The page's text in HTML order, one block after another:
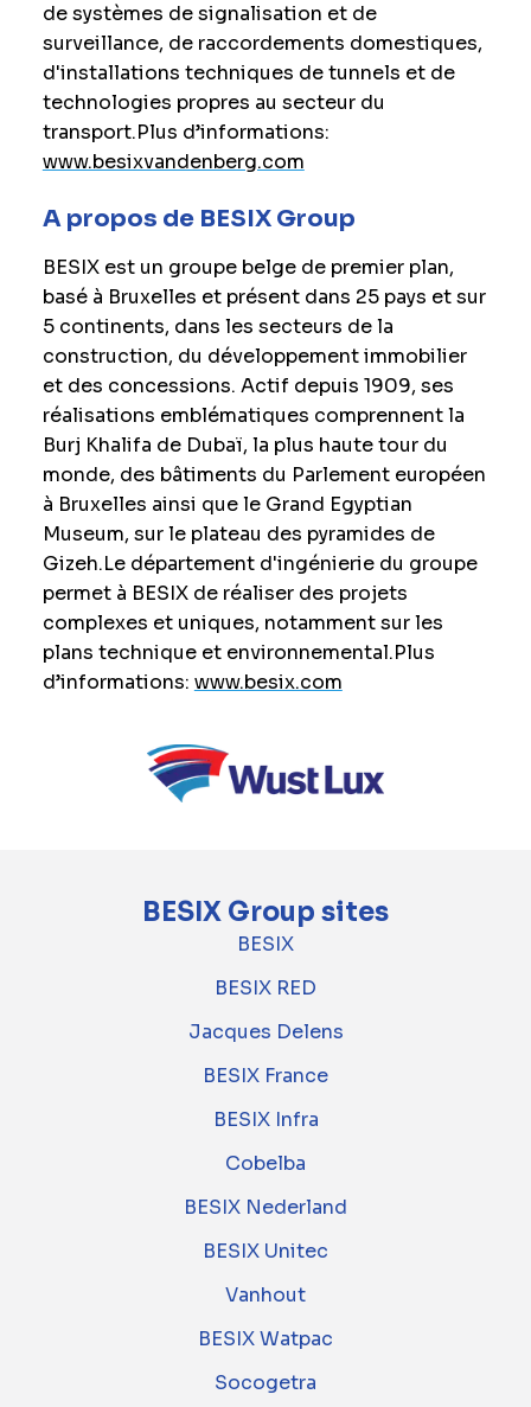
de systèmes de signalisation et de
surveillance, de raccordements domestiques,
d'installations techniques de tunnels et de
technologies propres au secteur du
transport.Plus d’informations:
www.besixvandenberg.com
A propos de BESIX Group
BESIX est un groupe belge de premier plan,
basé à Bruxelles et présent dans 25 pays et sur
5 continents, dans les secteurs de la
construction, du développement immobilier
et des concessions. Actif depuis 1909, ses
réalisations emblématiques comprennent la
Burj Khalifa de Dubaï, la plus haute tour du
monde, des bâtiments du Parlement européen
à Bruxelles ainsi que le Grand Egyptian
Museum, sur le plateau des pyramides de
Gizeh.Le département d'ingénierie du groupe
permet à BESIX de réaliser des projets
complexes et uniques, notamment sur les
plans technique et environnemental.Plus
d’informations: www.besix.com
BESIX Group sites
BESIX
BESIX RED
Jacques Delens
BESIX France
BESIX Infra
Cobelba
BESIX Nederland
BESIX Unitec
Vanhout
BESIX Watpac
Socogetra